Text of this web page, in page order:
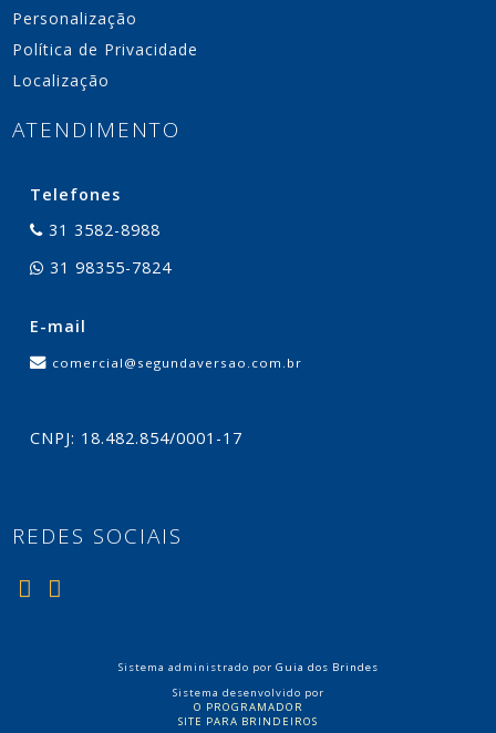
Personalização
Política de Privacidade
Localização
ATENDIMENTO
Telefones
31 3582-8988
31 98355-7824
E-mail
comercial@segundaversao.com.br
CNPJ: 18.482.854/0001-17
REDES SOCIAIS
Sistema administrado por Guia dos Brindes
Sistema desenvolvido por
O PROGRAMADOR
SITE PARA BRINDEIROS